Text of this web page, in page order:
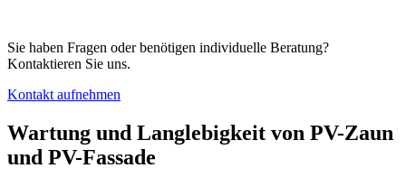
Sie haben Fragen oder benötigen individuelle Beratung?
Kontaktieren Sie uns.
Kontakt aufnehmen
Wartung und Langlebigkeit von PV-Zaun
und PV-Fassade